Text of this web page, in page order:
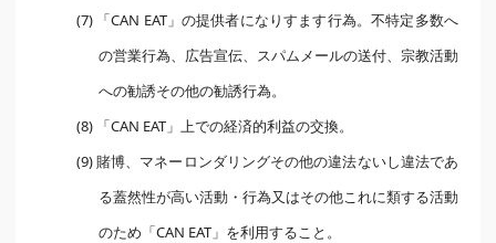
(7) 「CAN EAT」の提供者になりすます行為。不特定多数へ
の営業行為、広告宣伝、スパムメールの送付、宗教活動
への勧誘その他の勧誘行為。
(8) 「CAN EAT」上での経済的利益の交換。
(9) 賭博、マネーロンダリングその他の違法ないし違法であ
る蓋然性が高い活動・行為又はその他これに類する活動
のため「CAN EAT」を利用すること。